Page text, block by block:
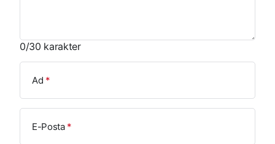
0/30 karakter
Ad *
E-Posta*